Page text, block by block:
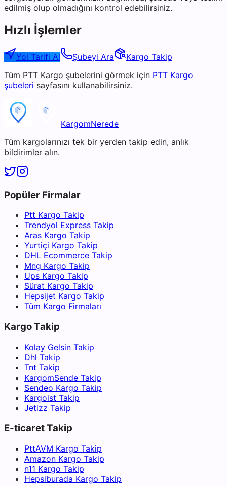
edilmiş olup olmadığını kontrol edebilirsiniz.
Hızlı İşlemler
Yol Tarifi Al Şubeyi Ara
Kargo Takip
Tüm PTT Kargo şubelerini görmek için PTT Kargo
şubeleri sayfasını kullanabilirsiniz.
KargomNerede
Tüm kargolarınızı tek bir yerden takip edin, anlık
bildirimler alın.
Popüler Firmalar
Ptt Kargo Takip
Trendyol Express Takip
Aras Kargo Takip
Yurtiçi Kargo Takip
DHL Ecommerce Takip
Mng Kargo Takip
Ups Kargo Takip
Sürat Kargo Takip
Hepsijet Kargo Takip
Tüm Kargo Firmaları
Kargo Takip
Kolay Gelsin Takip
Dhl Takip
Tnt Takip
KargomSende Takip
Sendeo Kargo Takip
Kargoist Takip
Jetizz Takip
E-ticaret Takip
PttAVM Kargo Takip
Amazon Kargo Takip
n11 Kargo Takip
Hepsiburada Kargo Takip